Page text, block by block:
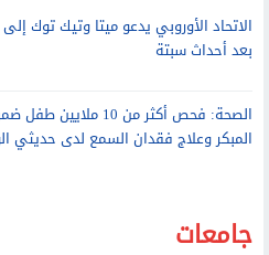
المشرف على مكتب التنسيق: لا يمكن
باب التسجيل
الاتحاد الأوروبي يدعو ميتا وتيك توك
بعد أحداث سبتة
المبكر وعلاج فقدان السمع لدى حديثي